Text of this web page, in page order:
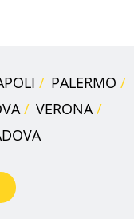
PALERMO
VERONA